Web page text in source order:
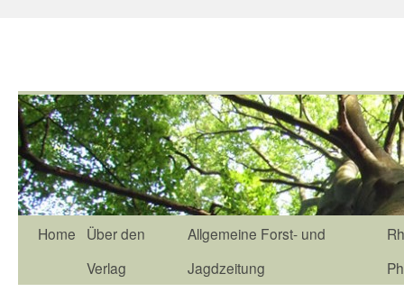
Home
Über den
Verlag
Allgemeine Forst- und
Jagdzeitung